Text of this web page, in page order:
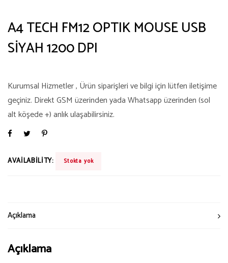
A4 TECH FM12 OPTIK MOUSE USB
SİYAH 1200 DPI
Kurumsal Hizmetler , Ürün siparişleri ve bilgi için lütfen iletişime
geçiniz. Direkt GSM üzerinden yada Whatsapp üzerinden (sol
alt köşede +) anlık ulaşabilirsiniz.
AVAILABILITY: Stokta yok
Açıklama
Açıklama